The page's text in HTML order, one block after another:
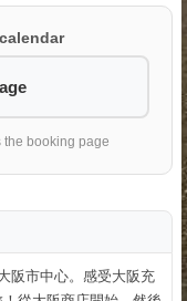
the booking page
阪市中心。感受大阪充